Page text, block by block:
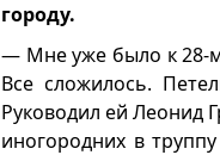
городу.
— Мне уже было к 28-
Все сложилось.
Руководил ей Леонид
иногородних в